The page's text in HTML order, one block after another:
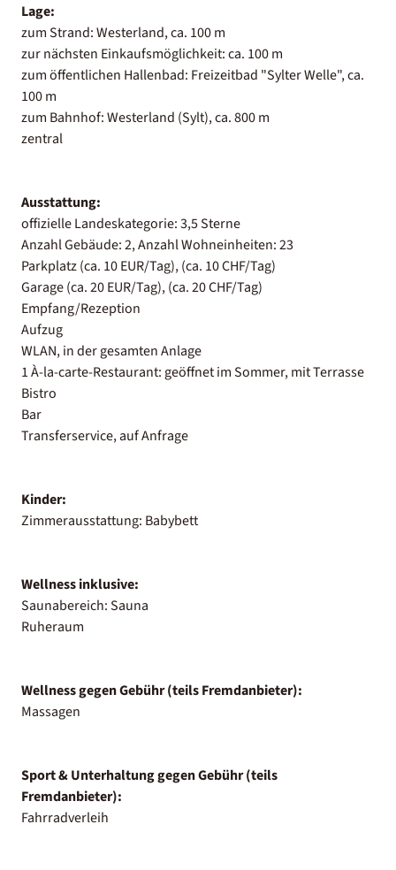
Lage:
zum Strand: Westerland, ca. 100 m
zur nächsten Einkaufsmöglichkeit: ca. 100 m
zum öffentlichen Hallenbad: Freizeitbad "Sylter Welle", ca.
100 m
zum Bahnhof: Westerland (Sylt), ca. 800 m
zentral
Ausstattung:
offizielle Landeskategorie: 3,5 Sterne
Anzahl Gebäude: 2, Anzahl Wohneinheiten: 23
Parkplatz (ca. 10 EUR/Tag), (ca. 10 CHF/Tag)
Garage (ca. 20 EUR/Tag), (ca. 20 CHF/Tag)
Empfang/Rezeption
Aufzug
WLAN, in der gesamten Anlage
1 À-la-carte-Restaurant: geöffnet im Sommer, mit Terrasse
Bistro
Bar
Transferservice, auf Anfrage
Kinder:
Zimmerausstattung: Babybett
Wellness inklusive:
Saunabereich: Sauna
Ruheraum
Wellness gegen Gebühr (teils Fremdanbieter):
Massagen
Sport & Unterhaltung gegen Gebühr (teils
Fremdanbieter):
Fahrradverleih